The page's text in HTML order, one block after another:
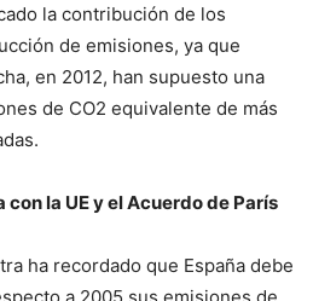
la contribución de los
de emisiones, ya que
en 2012, han supuesto una
de CO2 equivalente de más
con la UE y el Acuerdo de París
ha recordado que España debe
a 2005 sus emisiones de